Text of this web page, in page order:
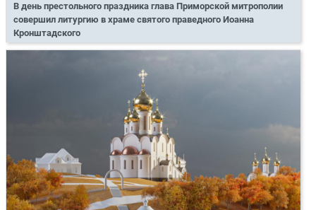
В день престольного праздника глава Приморской митрополии
совершил литургию в храме святого праведного Иоанна
Кронштадского